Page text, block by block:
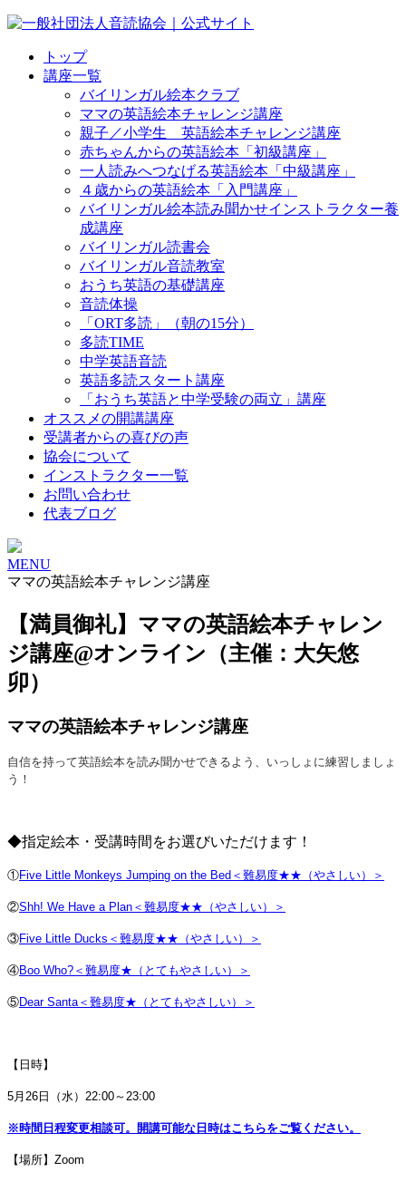
トップ
講座一覧
バイリンガル絵本クラブ
ママの英語絵本チャレンジ講座
親子／小学生 英語絵本チャレンジ講座
赤ちゃんからの英語絵本「初級講座」
一人読みへつなげる英語絵本「中級講座」
４歳からの英語絵本「入門講座」
バイリンガル絵本読み聞かせインストラクター養
成講座
バイリンガル読書会
バイリンガル音読教室
おうち英語の基礎講座
音読体操
「ORT多読」（朝の15分）
多読TIME
中学英語音読
英語多読スタート講座
「おうち英語と中学受験の両立」講座
オススメの開講講座
受講者からの喜びの声
協会について
インストラクター一覧
お問い合わせ
代表ブログ
MENU
ママの英語絵本チャレンジ講座
【満員御礼】ママの英語絵本チャレン
ジ講座@オンライン（主催：大矢悠
卯）
ママの英語絵本チャレンジ講座
自信を持って英語絵本を読み聞かせできるよう、いっしょに練習しましょ
う！
◆指定絵本・受講時間をお選びいただけます！
①Five Little Monkeys Jumping on the Bed＜難易度★★（やさしい）＞
②Shh! We Have a Plan＜難易度★★（やさしい）＞
③Five Little Ducks＜難易度★★（やさしい）＞
④Boo Who?＜難易度★（とてもやさしい）＞
⑤Dear Santa＜難易度★（とてもやさしい）＞
【日時】
5月26日（水）22:00～23:00
※時間日程変更相談可。開講可能な日時はこちらをご覧ください。
【場所】Zoom